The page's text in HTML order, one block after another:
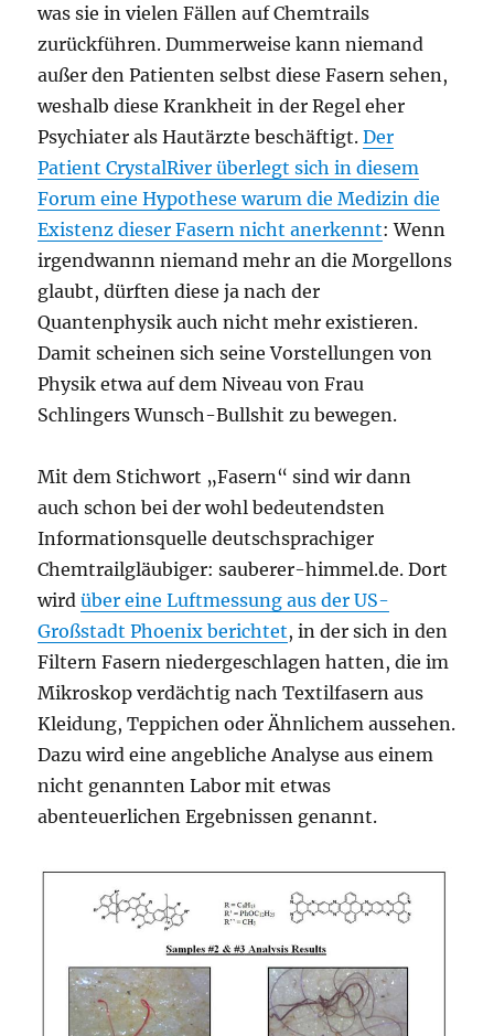
was sie in vielen Fällen auf Chemtrails
zurückführen. Dummerweise kann niemand
außer den Patienten selbst diese Fasern sehen,
weshalb diese Krankheit in der Regel eher
Psychiater als Hautärzte beschäftigt.Der
Patient CrystalRiver überlegt sich in diesem
Forum eine Hypothese warum die Medizin die
Existenz dieser Fasern nicht anerkennt: Wenn
irgendwannn niemand mehr an die Morgellons
glaubt, dürften diese ja nach der
Quantenphysik auch nicht mehr existieren.
Damit scheinen sich seine Vorstellungen von
Physik etwa auf dem Niveau von Frau
Schlingers Wunsch-Bullshit zu bewegen.
Mit dem Stichwort „Fasern“ sind wir dann
auch schon bei der wohl bedeutendsten
Informationsquelle deutschsprachiger
Chemtrailgläubiger: sauberer-himmel.de. Dort
wirdüber eine Luftmessung aus der US-
Großstadt Phoenix berichtet, in der sich in den
Filtern Fasern niedergeschlagen hatten, die im
Mikroskop verdächtig nach Textilfasern aus
Kleidung, Teppichen oder Ähnlichem aussehen.
Dazu wird eine angebliche Analyse aus einem
nicht genannten Labor mit etwas
abenteuerlichen Ergebnissen genannt.